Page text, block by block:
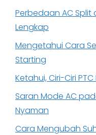
Perbedaan AC Split
Lengkap
Mengetahui Cara
Starting
Ketahui, Ciri-Ciri PTC
Saran Mode AC
Nyaman
Cara Mengubah